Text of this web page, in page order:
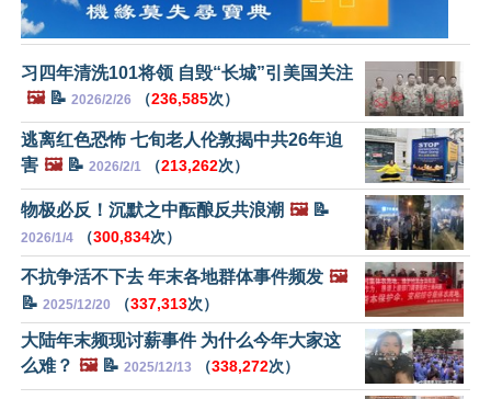
习四年清洗101将领 自毁“长城”引美国关注
🖼️📝 2026/2/26 （236,585次）
逃离红色恐怖 七旬老人伦敦揭中共26年迫
害 🖼️📝 2026/2/1 （213,262次）
物极必反！沉默之中酝酿反共浪潮 🖼️📝
2026/1/4 （300,834次）
不抗争活不下去 年末各地群体事件频发 🖼️
📝 2025/12/20 （337,313次）
大陆年末频现讨薪事件 为什么今年大家这
么难？ 🖼️📝 2025/12/13 （338,272次）